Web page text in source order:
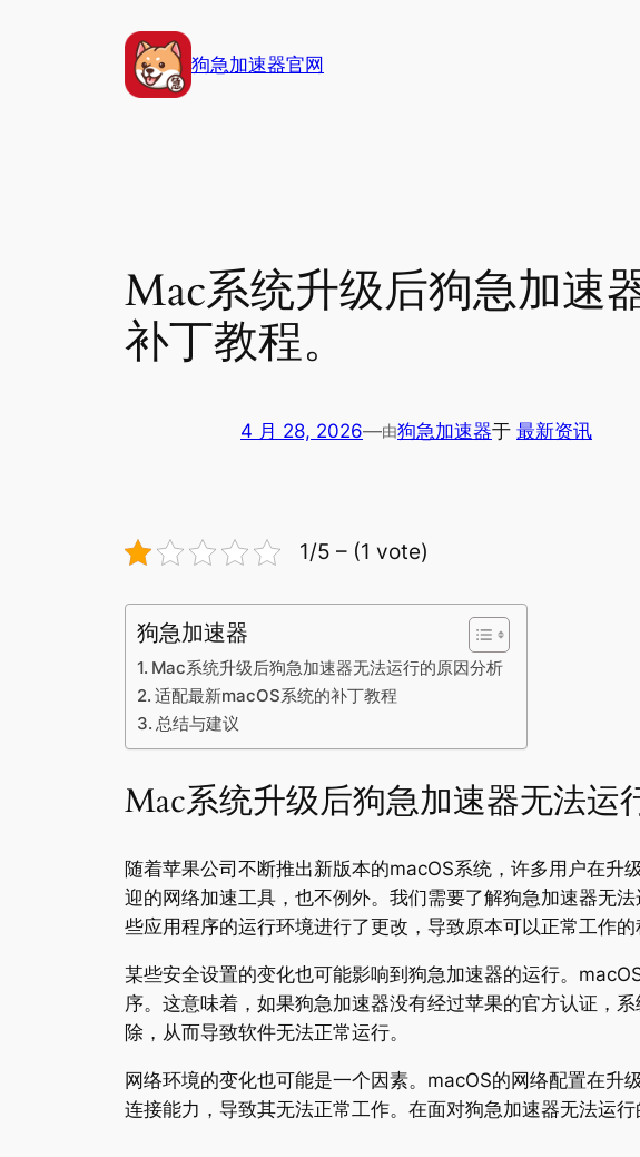
狗急加速器官网
Mac系统升级后狗急加速
补丁教程。
4 月 28, 2026—由狗急加速器于 最新资讯
1/5 – (1 vote)
狗急加速器
Mac系统升级后狗急加速器无法运行的原因分析
适配最新macOS系统的补丁教程
总结与建议
Mac系统升级后狗急加速器无法运
随着苹果公司不断推出新版本的macOS系统，许多用户在
迎的网络加速工具，也不例外。我们需要了解狗急加速器无
些应用程序的运行环境进行了更改，导致原本可以正常工作的
某些安全设置的变化也可能影响到狗急加速器的运行。
序。这意味着，如果狗急加速器没有经过苹果的官方认证，
除，从而导致软件无法正常运行。
网络环境的变化也可能是一个因素。macOS的网络配置在升
连接能力，导致其无法正常工作。在面对狗急加速器无法运